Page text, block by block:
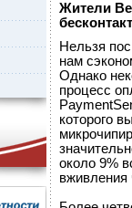
Жители
Нельзя
нам
Однако
процесс
которого
около 9%
вживления